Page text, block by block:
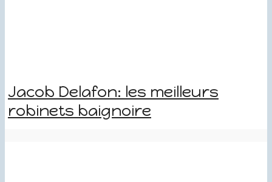
Jacob Delafon: les meilleurs
robinets baignoire